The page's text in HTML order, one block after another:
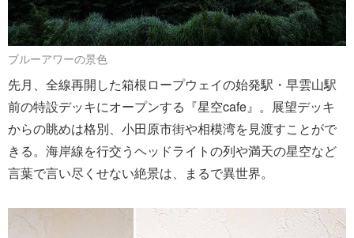
ブルーアワーの景色
先月、全線再開した箱根ロープウェイの始発駅・早雲山駅
前の特設デッキにオープンする『星空cafe』。展望デッキ
からの眺めは格別、小田原市街や相模湾を見渡すことがで
きる。海岸線を行交うヘッドライトの列や満天の星空など
言葉で言い尽くせない絶景は、まるで異世界。